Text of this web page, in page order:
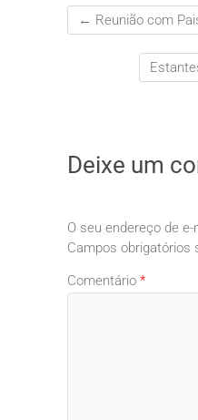
← Reunião com
Deixe um
O seu endereço de
Campos obrigatórios
Comentário *